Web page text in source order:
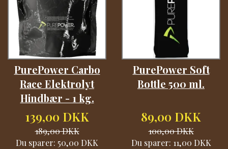
PurePower Carbo
Race Elektrolyt
Hindbær - 1 kg.
139,00 DKK
189,00 DKK
Du sparer: 50,00 DKK
PurePower Soft
Bottle 500 ml.
89,00 DKK
100,00 DKK
Du sparer: 11,00 DKK